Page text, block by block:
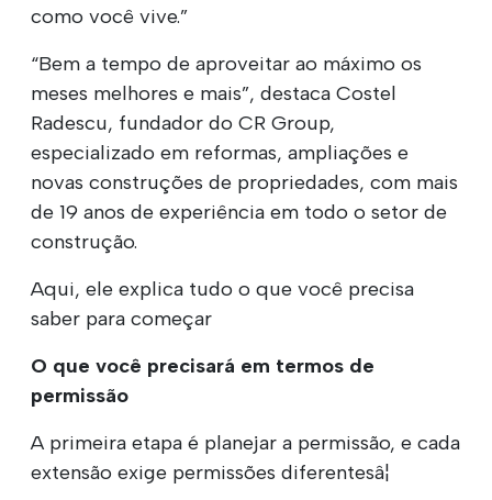
como você vive.”
“Bem a tempo de aproveitar ao máximo os
meses melhores e mais”, destaca Costel
Radescu, fundador do CR Group,
especializado em reformas, ampliações e
novas construções de propriedades, com mais
de 19 anos de experiência em todo o setor de
construção.
Aqui, ele explica tudo o que você precisa
saber para começar
O que você precisará em termos de
permissão
A primeira etapa é planejar a permissão, e cada
extensão exige permissões diferentesâ¦